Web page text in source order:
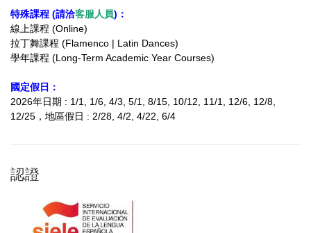
特殊課程 (請洽客服人員)：
線上課程 (Online)
拉丁舞課程 (Flamenco | Latin Dances)
學年課程 (Long-Term Academic Year Courses)
國定假日：
2026年日期 : 1/1, 1/6, 4/3, 5/1, 8/15, 10/12, 11/1, 12/6, 12/8,
12/25 ，地區假日 : 2/28, 4/2, 4/22, 6/4
認證